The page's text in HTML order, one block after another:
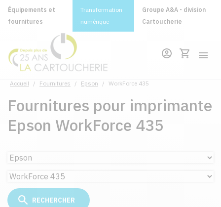
Équipements et
fournitures
Transformation
numérique
Groupe A&A - division
Cartoucherie
Accueil / Fournitures / Epson / WorkForce 435
Fournitures pour imprimante
Epson WorkForce 435